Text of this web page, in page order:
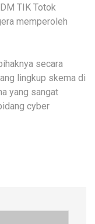
TIK Totok
memperoleh
secara
lingkup skema di
yang sangat
cyber